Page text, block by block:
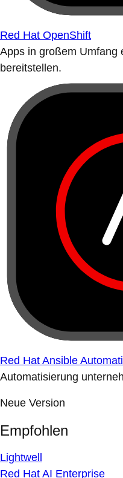
Red Hat OpenShift
Apps in großem Umfang
bereitstellen.
Red Hat Ansible
Automatisierung
Neue Version
Empfohlen
Lightwell
Red Hat AI Enterprise